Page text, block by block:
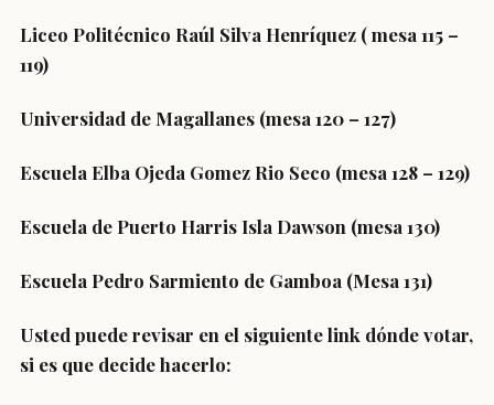
Liceo Politécnico Raúl Silva Henríquez ( mesa 115 –
119)
Universidad de Magallanes (mesa 120 – 127)
Escuela Elba Ojeda Gomez Rio Seco (mesa 128 – 129)
Escuela de Puerto Harris Isla Dawson (mesa 130)
Escuela Pedro Sarmiento de Gamboa (Mesa 131)
Usted puede revisar en el siguiente link dónde votar,
si es que decide hacerlo: